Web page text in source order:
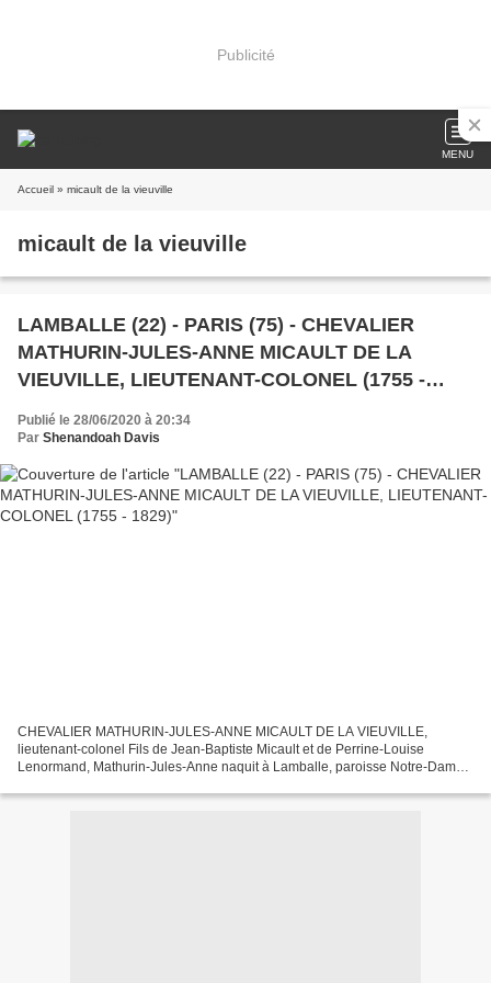
Publicité
MENU
Accueil » micault de la vieuville
micault de la vieuville
LAMBALLE (22) - PARIS (75) - CHEVALIER
MATHURIN-JULES-ANNE MICAULT DE LA
VIEUVILLE, LIEUTENANT-COLONEL (1755 -
1829)
Publié le 28/06/2020 à 20:34
Par Shenandoah Davis
CHEVALIER MATHURIN-JULES-ANNE MICAULT DE LA VIEUVILLE,
lieutenant-colonel Fils de Jean-Baptiste Micault et de Perrine-Louise
Lenormand, Mathurin-Jules-Anne naquit à Lamballe, paroisse Notre-Dame